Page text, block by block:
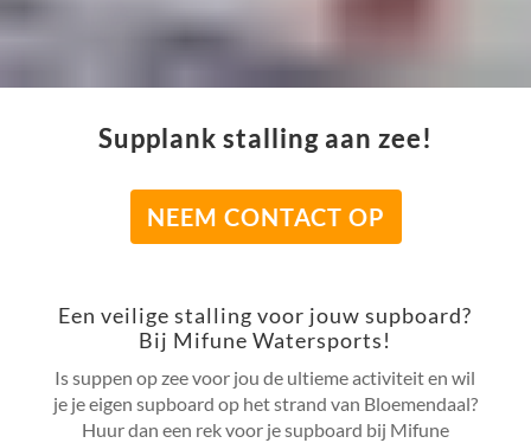
Supplank stalling aan zee!
NEEM CONTACT OP
Een veilige stalling voor jouw supboard?
Bij Mifune Watersports!
Is suppen op zee voor jou de ultieme activiteit en wil
je je eigen supboard op het strand van Bloemendaal?
Huur dan een rek voor je supboard bij Mifune